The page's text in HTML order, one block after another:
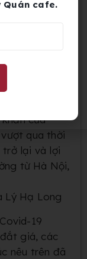
Ba Lý
của
qua thời
trở lại và lợi
từ Hà Nội,
Lý Hạ Long
19
giá, các
nêu trên đã
Quán cafe.